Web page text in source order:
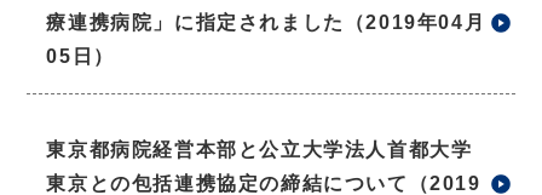
療連携病院」に指定されました（2019年04月
05日）
東京都病院経営本部と公立大学法人首都大学
東京との包括連携協定の締結について（2019